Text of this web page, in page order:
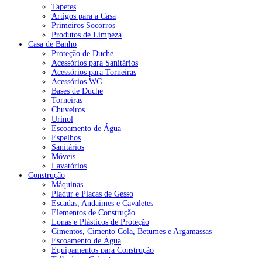
Tapetes
Artigos para a Casa
Primeiros Socorros
Produtos de Limpeza
Casa de Banho
Proteção de Duche
Acessórios para Sanitários
Acessórios para Torneiras
Acessórios WC
Bases de Duche
Torneiras
Chuveiros
Urinol
Escoamento de Água
Espelhos
Sanitários
Móveis
Lavatórios
Construção
Máquinas
Pladur e Placas de Gesso
Escadas, Andaimes e Cavaletes
Elementos de Construção
Lonas e Plásticos de Proteção
Cimentos, Cimento Cola, Betumes e Argamassas
Escoamento de Água
Equipamentos para Construção